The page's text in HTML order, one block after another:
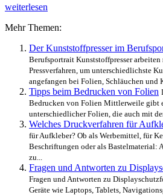
Berufsportrait
weiterlesen
Mehr Themen:
Der Kunststoffpresser im
Berufsportrait Kunststoffpresser arbeiten
Pressverfahren, um unterschiedlichste
angefangen bei Folien, Schläuchen und
Tipps beim Bedrucken von Folien
Bedrucken von Folien Mittlerweile gibt
unterschiedlicher Folien, die auch mit
Welches Druckverfahren für
für Aufkleber? Ob als Werbemittel, für
Beschriftungen oder als Bastelmaterial:
zu...
Fragen und Antworten zu
Fragen und Antworten zu
Geräte wie Laptops, Tablets,